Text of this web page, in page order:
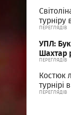
турніру
ПЕРЕГЛЯДІВ
УПЛ:
Шахтар
ПЕРЕГЛЯДІВ
Костюк
турнірі
ПЕРЕГЛЯДІВ